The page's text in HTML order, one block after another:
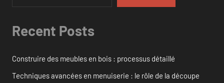
Recent Posts
Construire des meubles en bois : processus détaillé
Techniques avancées en menuiserie : le rôle de la découpe